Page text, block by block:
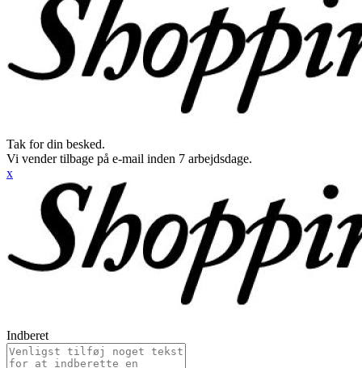
Tak for din besked.
Vi vender tilbage på e-mail inden 7 arbejdsdage.
x
Indberet